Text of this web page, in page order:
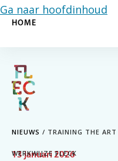
Ga naar hoofdinhoud
HOME
NIEUWS / TRAINING THE
WERKWIJZE FLECK
13 januari 2026